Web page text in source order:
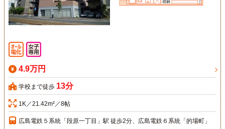
4.9万円
学校まで徒歩 13分
1K／21.42m²／8帖
広島電鉄５系統「段原一丁目」駅 徒歩2分、広島電鉄６系統「的場町」